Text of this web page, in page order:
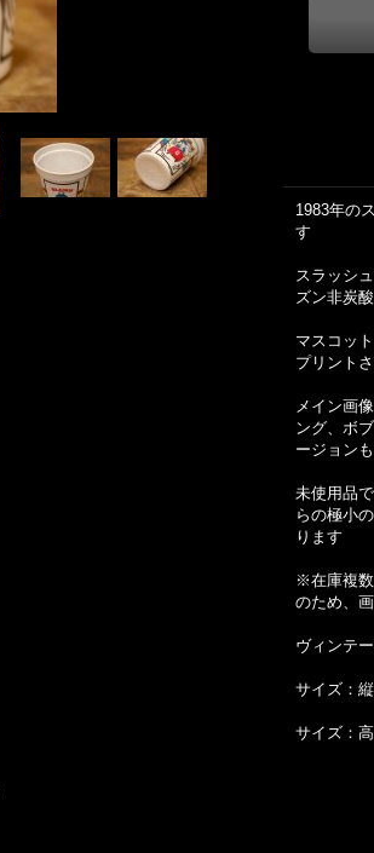
1983年の
す
スラッシ
ズン非炭
マスコッ
プリント
メイン画
ング、ボ
ージョン
未使用品
らの極小
ります
※在庫複
のため、
ヴィンテ
サイズ：
サイズ：